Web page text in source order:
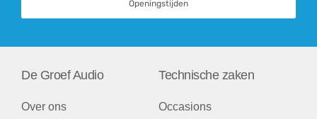
Openingstijden
De Groef Audio
Over ons
Technische zaken
Occasions